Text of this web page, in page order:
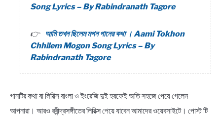
Song Lyrics – By Rabindranath Tagore
আমি তখন ছিলেম মগন গানের কথা । Aami Tokhon
Chhilem Mogon Song Lyrics – By
Rabindranath Tagore
গানটির কথা বা লিরিক্স বাংলা ও ইংরেজি দুই হরফেই অতি সহজে পেয়ে গেলেন
আপনারা। আরও রবীন্দ্রসঙ্গীতের লিরিক্স পেয়ে যাবেন আমাদের ওয়েবসাইটে। পোস্ট টি